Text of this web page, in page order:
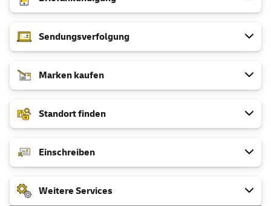
Sendungsverfolgung
Marken kaufen
Standort finden
Einschreiben
Weitere Services